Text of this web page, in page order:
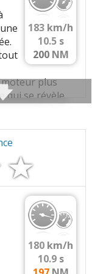
moteur peu
170 Nm a
cyl, En
3 bars,
183 km/h
10.5 s
200 NM
plus
qui se révèle
cylindres
200 Nm a
180 km/h
10.9 s